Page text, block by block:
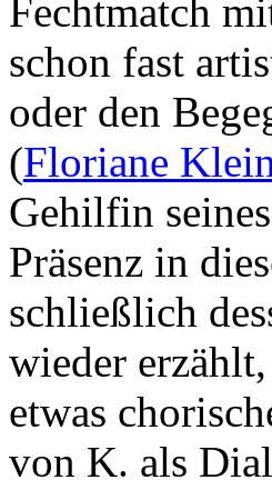
Fechtmatch
schon fast
oder den
(Floriane
Gehilfin
Präsenz in
schließlich
wieder
etwas
von K. als